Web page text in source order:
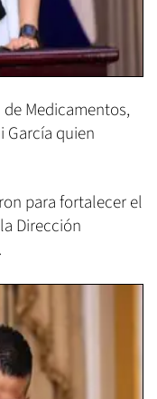
Medicamentos,
García quien
para fortalecer el
Dirección